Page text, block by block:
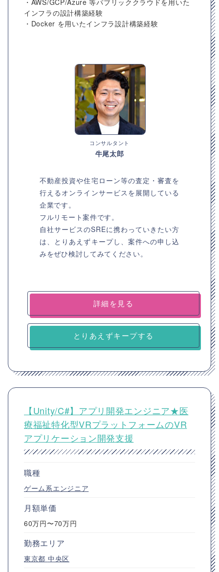
・AWS/GCP/Azure 等パブリッククラウドを用いた
インフラの設計構築経験
・Docker を用いたインフラ設計構築経験
コンサルタント
牛尾太郎
不動産投資や住宅ローン等の査定・審査を
行えるオンラインサービスを展開している
企業です。
フルリモート案件です。
自社サービスのSREに携わっていきたい方
は、とりあえずキープし、案件への申し込
みをぜひ検討してみてください。
詳細を見る
とりあえずキープする
【Unity/C#】アプリ開発エンジニア★医
療福祉特化型VRプラットフォームのVR
アプリケーション開発支援
職種
ゲーム系エンジニア
月額単価
60万円〜70万円
勤務エリア
東京都 中央区